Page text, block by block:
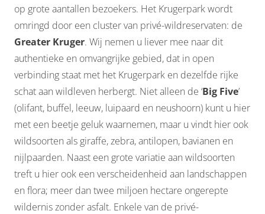
op grote aantallen bezoekers. Het Krugerpark wordt
omringd door een cluster van privé-wildreservaten: de
Greater Kruger. Wij nemen u liever mee naar dit
authentieke en omvangrijke gebied, dat in open
verbinding staat met het Krugerpark en dezelfde rijke
schat aan wildleven herbergt. Niet alleen de ‘Big Five’
(olifant, buffel, leeuw, luipaard en neushoorn) kunt u hier
met een beetje geluk waarnemen, maar u vindt hier ook
wildsoorten als giraffe, zebra, antilopen, bavianen en
nijlpaarden. Naast een grote variatie aan wildsoorten
treft u hier ook een verscheidenheid aan landschappen
en flora; meer dan twee miljoen hectare ongerepte
wildernis zonder asfalt. Enkele van de privé-